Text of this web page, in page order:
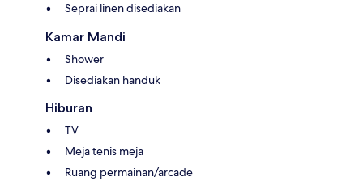
Seprai linen disediakan
Kamar Mandi
Shower
Disediakan handuk
Hiburan
TV
Meja tenis meja
Ruang permainan/arcade